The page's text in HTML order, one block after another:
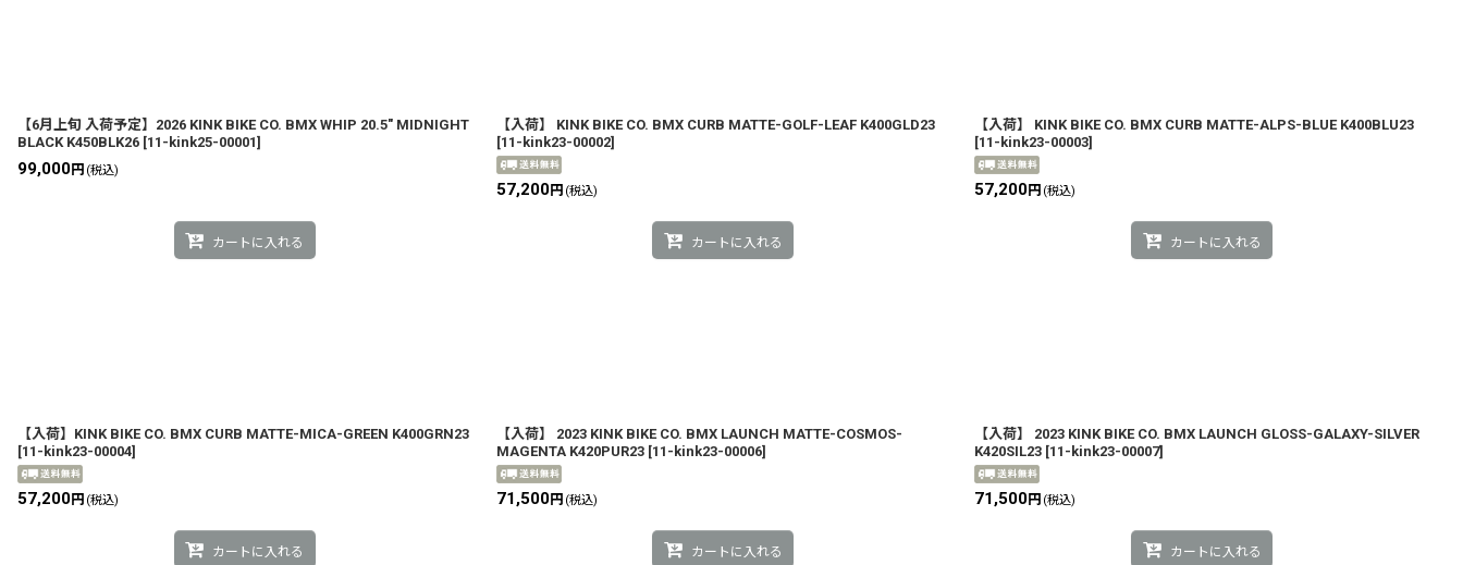
絞り込む
【6月上旬 入荷予定】2026 KINK BIKE CO. BMX WHIP 20.5" MIDNIGHT
BLACK K450BLK26 [11-kink25-00001]
99,000円 (税込)
カートに入れる
【入荷】 KINK BIKE CO. BMX CURB MATTE-GOLF-LEAF K400GLD23
[11-kink23-00002]
57,200円 (税込)
カートに入れる
【入荷】 KINK BIKE CO. BMX CURB MATTE-ALPS-BLUE K400BLU23
[11-kink23-00003]
57,200円 (税込)
カートに入れる
【入荷】KINK BIKE CO. BMX CURB MATTE-MICA-GREEN K400GRN23
[11-kink23-00004]
57,200円 (税込)
カートに入れる
【入荷】 2023 KINK BIKE CO. BMX LAUNCH MATTE-COSMOS-
MAGENTA K420PUR23 [11-kink23-00006]
71,500円 (税込)
カートに入れる
【入荷】 2023 KINK BIKE CO. BMX LAUNCH GLOSS-GALAXY-SILVER
K420SIL23 [11-kink23-00007]
71,500円 (税込)
カートに入れる